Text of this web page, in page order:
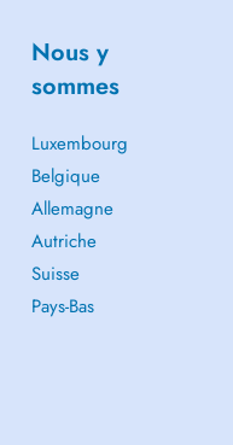
Nous y
sommes
Luxembourg
Belgique
Allemagne
Autriche
Suisse
Pays-Bas